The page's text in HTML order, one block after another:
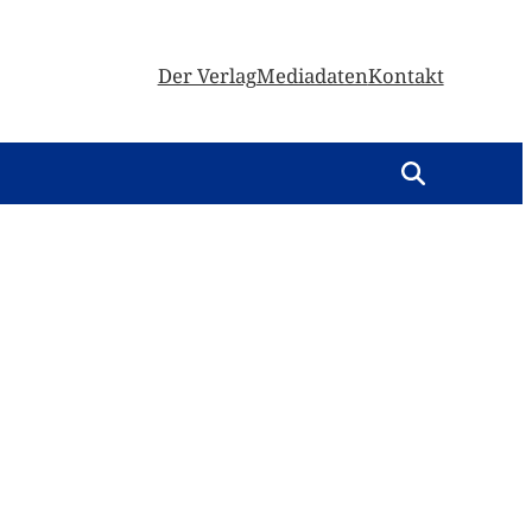
Der VerlagMediadatenKontakt